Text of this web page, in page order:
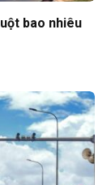
bao nhiêu